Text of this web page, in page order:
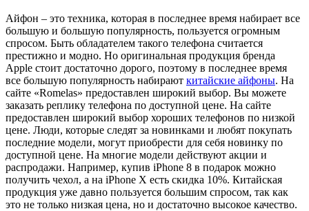
Айфон – это техника, которая в последнее время набирает все
большую и большую популярность, пользуется огромным
спросом. Быть обладателем такого телефона считается
престижно и модно. Но оригинальная продукция бренда
Apple стоит достаточно дорого, поэтому в последнее время
все большую популярность набирают китайские айфоны. На
сайте «Romelas» предоставлен широкий выбор. Вы можете
заказать реплику телефона по доступной цене. На сайте
предоставлен широкий выбор хороших телефонов по низкой
цене. Люди, которые следят за новинками и любят покупать
последние модели, могут приобрести для себя новинку по
доступной цене. На многие модели действуют акции и
распродажи. Например, купив iPhone 8 в подарок можно
получить чехол, а на iPhone X есть скидка 10%. Китайская
продукция уже давно пользуется большим спросом, так как
это не только низкая цена, но и достаточно высокое качество.